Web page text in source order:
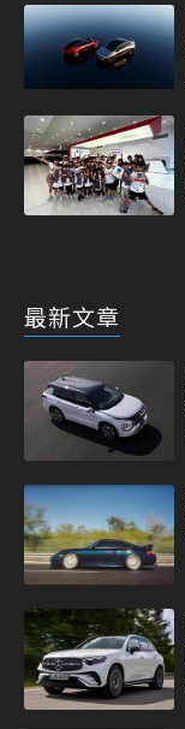
最新文章